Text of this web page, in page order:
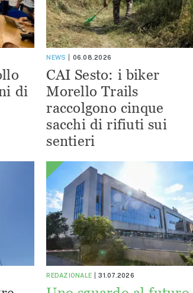
di
NEWS 06.08.2026
CAI Sesto: i biker
Morello Trails
raccolgono cinque
sacchi di rifiuti sui
sentieri
REDAZIONALE 31.07.2026